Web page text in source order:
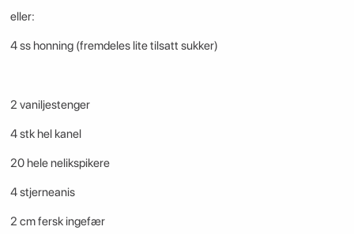
eller:
4 ss honning (fremdeles lite tilsatt sukker)
2 vaniljestenger
4 stk hel kanel
20 hele nelikspikere
4 stjerneanis
2 cm fersk ingefær